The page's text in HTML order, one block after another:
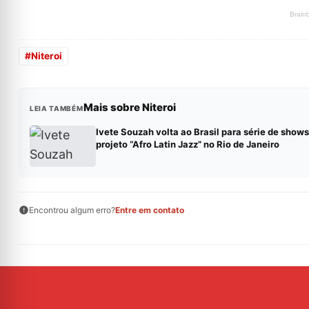
#Niteroi
LEIA TAMBÉMMais sobre Niteroi
Ivete Souzah volta ao Brasil para série de
projeto “Afro Latin Jazz” no Rio de Janeiro
Encontrou algum erro?Entre em contato